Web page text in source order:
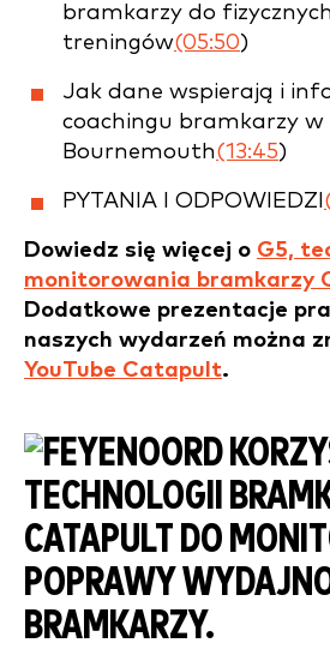
bramkarzy do
treningów(05:50)
Jak dane wspierają i
coachingu bramkarzy w
Bournemouth(13:45)
PYTANIA I ODPOWIEDZI
Dowiedz się więcej o G5,
monitorowania bramkarzy
Dodatkowe prezentacje
naszych wydarzeń można
YouTube Catapult.